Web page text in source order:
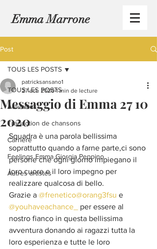
Emma Marrone
Post
TOUS LES POSTS
Actualités
Traduction de chansons
Carrière
Feelings Emma Giorgia Peppino
Autres artistes
TOUS LES POSTS
Messaggio di Emma 27 10
2020
patricksansano1
27 oct. 2020 1 min de lecture
Squadra è una parola bellissima
soprattutto quando a farne parte,ci sono
persone che ogni giorno impiegano il
loro cuore e il loro impegno per
realizzare qualcosa di bello.
Grazie a @frenetico@orang3fsu e
@youhaveachance_
per essere al
nostro fianco in questa bellissima
avventura donando ai ragazzi tutta la
loro esperienza e tutte le loro